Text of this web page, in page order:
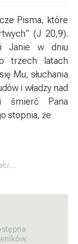
Pisma, które
(J 20,9).
Janie w dniu
trzech latach
Mu, słuchania
i władzy nad
śmierć Pana
stopnia, że